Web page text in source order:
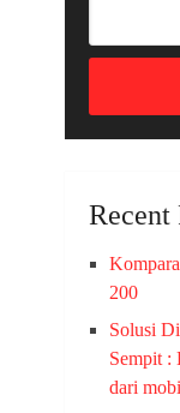
Recent
200
Solusi
Sempit :
dari